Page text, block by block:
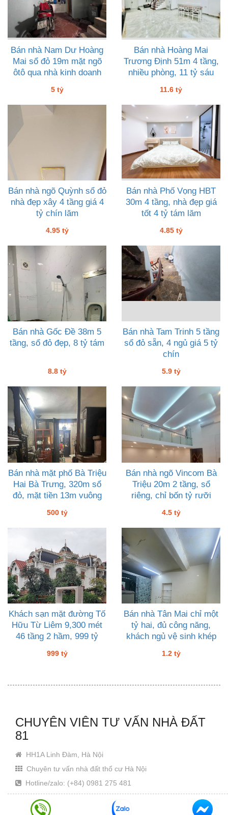
Bán nhà Nam Dư Hoàng
Mai sổ đỏ 19m mặt ngõ
ôtô qua nhà kinh doanh
5 tỷ
Bán nhà Hoàng Mai
Trương Định 51m 4 tầng,
nhiều phòng, 11 tỷ sáu
11.6 tỷ
Bán nhà ngõ Quỳnh sổ đỏ
nhà đẹp xây 4 tầng giá 4
tỷ chín lăm
4.95 tỷ
Bán nhà Phố Vọng HBT
30m 4 tầng, nhà đẹp giá
tốt 4 tỷ tám lăm
4.85 tỷ
Bán nhà Gốc Đề 38m 5
tầng, sổ đỏ đẹp, 8 tỷ tám
8.8 tỷ
Bán nhà Tam Trinh 5 tầng
sổ đỏ sẵn, 4 ngủ giá 5 tỷ
chín
5.9 tỷ
Bán nhà mặt phố Bà Triệu
Hai Bà Trưng, 320m sổ
đỏ, mặt tiền 13m vuông
500 tỷ
Bán nhà ngõ Vincom Bà
Triệu 20m 2 tầng, sổ
riêng, chỉ bốn tỷ rưỡi
4.5 tỷ
Khách sạn mặt đường Tố
Hữu Từ Liêm 9,300 mét
46 tầng 2 hầm, 999 tỷ
999 tỷ
Bán nhà Tân Mai chỉ một
tỷ hai, đủ công năng,
khách ngủ vệ sinh khép
1.2 tỷ
CHUYÊN VIÊN TƯ VẤN NHÀ ĐẤT
81
HH1A Linh Đàm, Hà Nội
Chuyên tư vấn nhà đất thổ cư Hà Nội
Hotline/zalo: (+84) 0981 275 481